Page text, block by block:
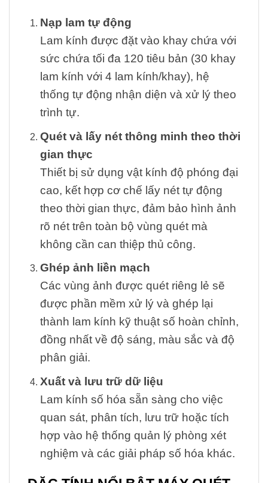
Nạp lam tự động
Lam kính được đặt vào khay chứa với
sức chứa tối đa 120 tiêu bản (30 khay
lam kính với 4 lam kính/khay), hệ
thống tự động nhận diện và xử lý theo
trình tự.
Quét và lấy nét thông minh theo thời
gian thực
Thiết bị sử dụng vật kính độ phóng đại
cao, kết hợp cơ chế lấy nét tự động
theo thời gian thực, đảm bảo hình ảnh
rõ nét trên toàn bộ vùng quét mà
không cần can thiệp thủ công.
Ghép ảnh liền mạch
Các vùng ảnh được quét riêng lẻ sẽ
được phần mềm xử lý và ghép lại
thành lam kính kỹ thuật số hoàn chỉnh,
đồng nhất về độ sáng, màu sắc và độ
phân giải.
Xuất và lưu trữ dữ liệu
Lam kính số hóa sẵn sàng cho việc
quan sát, phân tích, lưu trữ hoặc tích
hợp vào hệ thống quản lý phòng xét
nghiệm và các giải pháp số hóa khác.